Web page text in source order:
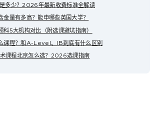
多少？2026年最新收费标准全解读
金量有多高？能申哪些英国大学？
5大机构对比（附选课避坑指南）
课程？和A-Level、IB到底有什么区别
课程北京怎么选？2026选课指南